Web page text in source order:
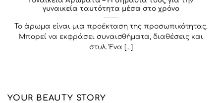
γυναικεία ταυτότητα μέσα στο χρόνο
Το άρωμα είναι μια προέκταση της προσωπικότητας.
Μπορεί να εκφράσει συναισθήματα, διαθέσεις και
στυλ. Ένα [...]
YOUR BEAUTY STORY